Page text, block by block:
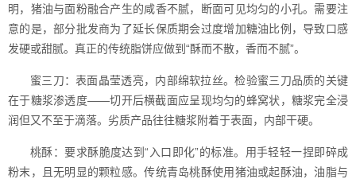
明，猪油与面粉融合产生的咸香不腻，断面可见均匀的小孔。需要注
意的是，部分批发商为了延长保质期会过度增加糖油比例，导致口感
发硬或甜腻。真正的传统脂饼应做到“酥而不散，香而不腻”。
蜜三刀：表面晶莹透亮，内部绵软拉丝。检验蜜三刀品质的关键
在于糖浆渗透度——切开后横截面应呈现均匀的蜂窝状，糖浆完全浸
润但又不至于滴落。劣质产品往往糖浆附着于表面，内部干硬。
桃酥：要求酥脆度达到“入口即化”的标准。用手轻轻一捏即碎成
粉末，且无明显的颗粒感。传统青岛桃酥使用猪油或起酥油，油脂与